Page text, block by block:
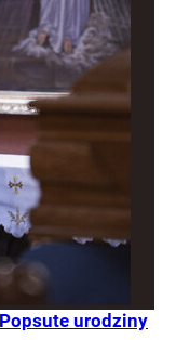
urodziny